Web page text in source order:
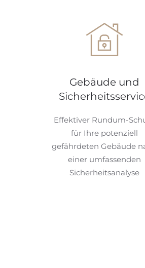
Gebäude und
Effektiver Rundum-
für Ihre potenziell
gefährdeten Gebäude
einer umfassenden
Sicherheitsanalyse